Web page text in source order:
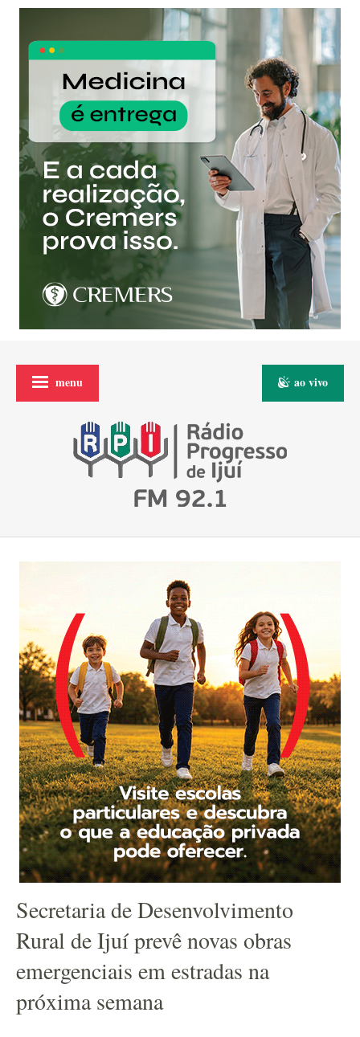
menu ao vivo
Secretaria de Desenvolvimento
Rural de Ijuí prevê novas obras
emergenciais em estradas na
próxima semana